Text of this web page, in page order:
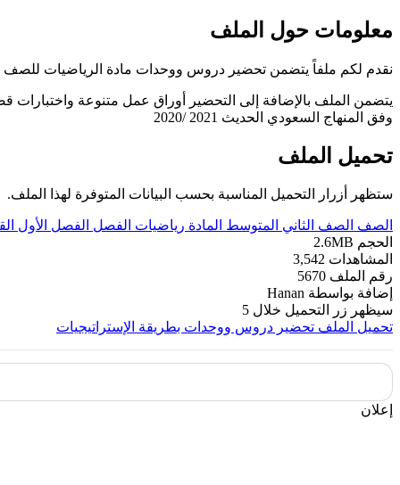
معلومات حول الملف
نقدم لكم ملفاً يتضمن تحضير دروس ووحدات مادة الرياضيات للصف
يتضمن الملف بالإضافة إلى التحضير أوراق عمل متنوعة واختبارات
وفق المنهاج السعودي الحديث 2021 /2020
تحميل الملف
ستظهر أزرار التحميل المناسبة بحسب البيانات المتوفرة لهذا الملف.
الصف الصف الثاني المتوسط المادة رياضيات الفصل الفصل الأول
الحجم 2.6MB
المشاهدات 3,542
رقم الملف 5670
إضافة بواسطة Hanan
سيظهر زر التحميل خلال 5
تحميل الملف تحضير دروس ووحدات بطريقة الإستراتيجيات
إعلان